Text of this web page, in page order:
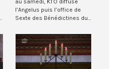
au samedi, KTO diffuse
l’Angelus puis l’office de
Sexte des Bénédictines du